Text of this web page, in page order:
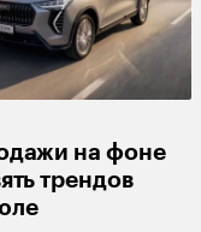
на фоне
трендов